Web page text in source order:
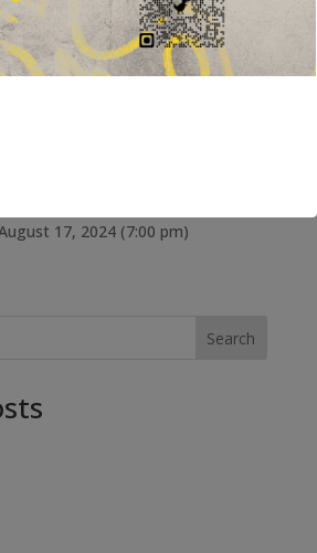
23, 2024 (6:00 pm) – August 23,
1a, Türi
17, 2024 (7:00 pm)
Search